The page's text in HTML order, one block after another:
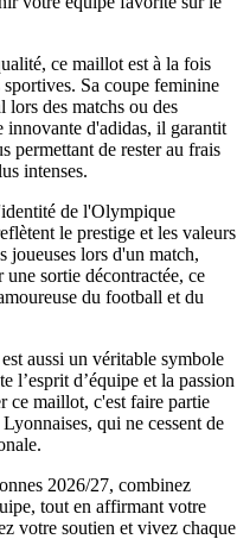
ce maillot est à la fois
Sa coupe feminine
des matchs ou des
innovante d'adidas, il garantit
permettant de rester au frais
intenses.
de l'Olympique
le prestige et les valeurs
joueuses lors d'un match,
sortie décontractée, ce
du football et du
aussi un véritable symbole
l’esprit d’équipe et la passion
ce maillot, c'est faire partie
qui ne cessent de
2026/27, combinez
tout en affirmant votre
votre soutien et vivez chaque